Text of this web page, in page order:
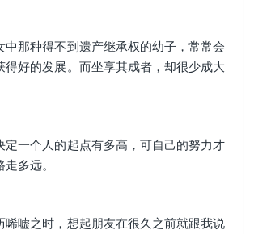
中那种得不到遗产继承权的幼子，常常会
得好的发展。而坐享其成者，却很少成大
定一个人的起点有多高，可自己的努力才
多远。
唏嘘之时，想起朋友在很久之前就跟我说